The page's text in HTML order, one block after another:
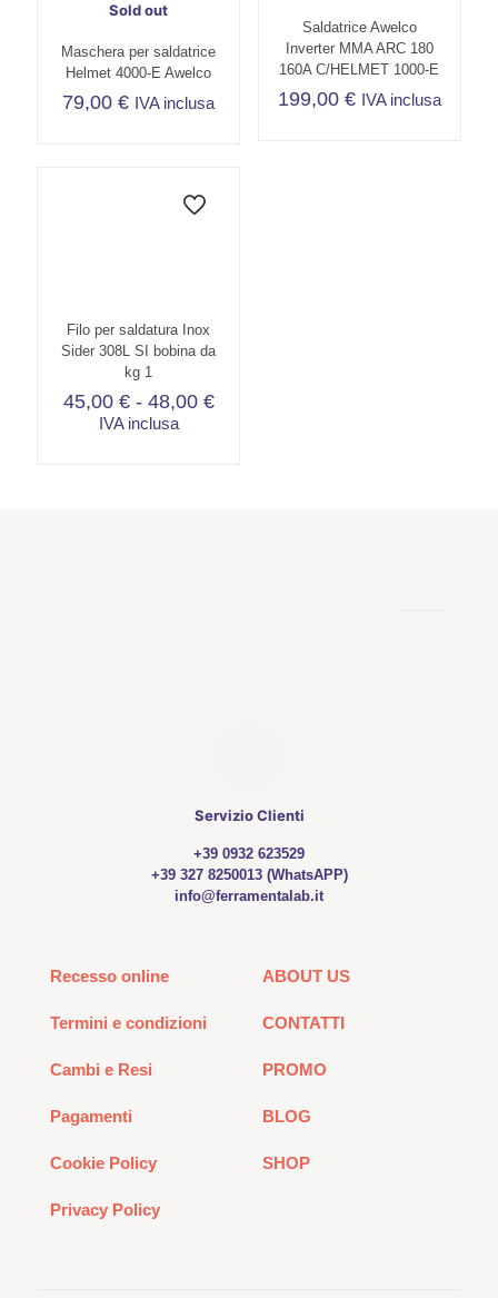
Sold out
Maschera per saldatrice
Helmet 4000-E Awelco
79,00€ IVA inclusa
Saldatrice Awelco
Inverter MMA ARC 180
160A C/HELMET 1000-E
199,00 € IVA inclusa
Filo per saldatura Inox
Sider 308L SI bobina da
kg 1
45,00 € - 48,00 €Fascia
IVA inclusa
Servizio Clienti
+39 0932 623529
+39 327 8250013 (WhatsAPP)
info@ferramentalab.it
Recesso online
Termini e condizioni
Cambi e Resi
Pagamenti
Cookie Policy
Privacy Policy
ABOUT US
CONTATTI
PROMO
BLOG
SHOP